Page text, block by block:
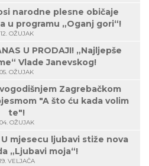
narodne plesne običaje
u programu „Oganj gori“!
12. OŽUJAK
U PRODAJI! „Najljepše
Vlade Janevskog!
05. OŽUJAK
Zagrebačkom
"A što ću kada volim
te"!
04. OŽUJAK
U mjesecu ljubavi stiže nova
„Ljubavi moja“!
VELJAČA